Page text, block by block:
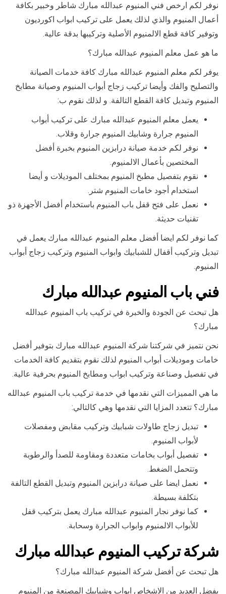
نوفر لكم ارخص فني المنيوم عبدالله مبارك شاطر وخبير بكافة
أعمال المنيوم والذي لذلك يعمل على تركيب ابواب اكورديون
وتوفير كافة قطع الالمنيوم الأصلية وتركيبها بدقة عالية.
ما هو عمل معلم المنيوم عبدالله مبارك؟
يوفر لكم معلم المنيوم عبدالله مبارك كافة خدمات الصيانة
والتصليح والفك وأيضا تركيب زجاج أبواب المنيوم وصيانة مطابخ
المنيوم وتبديل كافة القطع التالفة. و لذلك نقوم ب:
يعمل معلم المنيوم عبدالله مبارك على تركيب أبواب
المنيوم جرارة وشابيك المنيوم جرارة وقلاب.
نوفر لكم خدمة صيانة درابزين المنيوم بخبرة أفضل
المختصين بأعمال الالمنيوم.
نقوم بتفصيل مطبخ المنيوم بمختلف الموديلات و أيضا
استخدام أجود خامات المنيوم شتر.
نعمل على فتح قفل باب المنيوم باستخدام أفضل الأجهزة ذو
تقنيات حديثة.
كما نوفر لكم ايضا أفضل معلم المنيوم عبدالله مبارك يعمل في
تبديل وتركيب أقفال للشبابيك وابواب المنيوم وتركيب زجاج أبواب
المنيوم.
فني باب المنيوم عبدالله مبارك
هل تبحث عن الجودة والخبرة في تركيب باب المنيوم عبدالله
مبارك؟
نحن نتميز في شركتنا شركة المنيوم عبدالله مبارك بتوفير أفضل
خامات وموديلات أبواب المنيوم لذلك نقوم بتقديم كافة الخدمات
في تفصيل وصناعة وتركيب ابواب ومطابخ المنيوم بحرفية عالية.
ما هي المميزات التي نقدمها في خدمة تركيب باب المنيوم عبدالله
مبارك؟ تتعدد المزايا التي نقدمها وهي كالتالي:
تبديل زجاج طاولات شبابيك وتركيب مقابض ومفصلات
لأبواب المنيوم.
تفصيل أبواب بخامات متعددة ومقاومة للصدأ والرطوبة
وتتحمل الضغط.
نعمل ايضا على صيانة درابزين المنيوم وتبديل القطع التالفة
بتكلفة بسيطة.
كما نوفر نجار المنيوم عبدالله مبارك يعمل بتركيب قفل
للأبواب الالمنيوم وابواب الجرارة وسحابة.
شركة تركيب المنيوم عبدالله مبارك
هل تبحث عن أفضل شركة المنيوم عبدالله مبارك؟
يفضل العديد من الاشخاص ابواب وشبابيك المصنعة من المنيوم